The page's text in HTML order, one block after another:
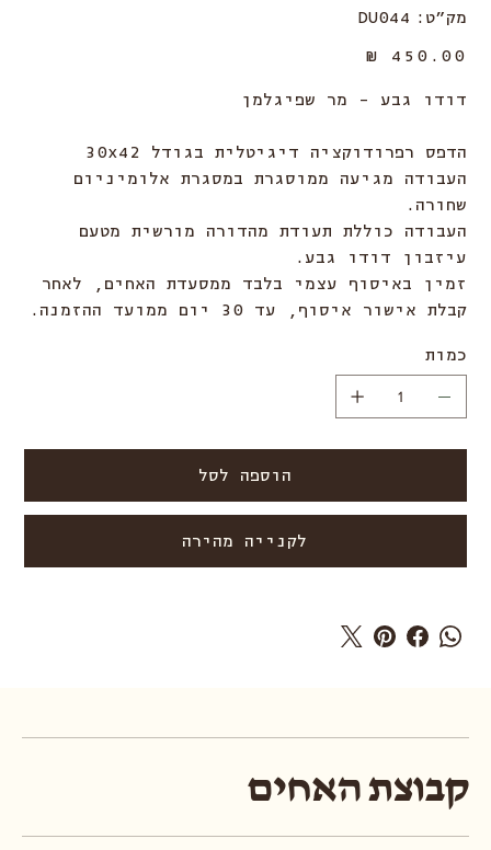
מק"ט:
מק"ט
DU044
DU044
מחיר
דודו גבע - מר שפיגלמן
הדפס רפרודוקציה דיגיטלית בגודל 30x42
העבודה מגיעה ממוסגרת במסגרת אלומיניום
שחורה.
העבודה כוללת תעודת מהדורה מורשית מטעם
עיזבון דודו גבע.
זמין באיסוף עצמי בלבד ממסעדת האחים, לאחר
קבלת אישור איסוף, עד 30 יום ממועד ההזמנה.
כמות
הוספה לסל
לקנייה מהירה
קבוצת האחים